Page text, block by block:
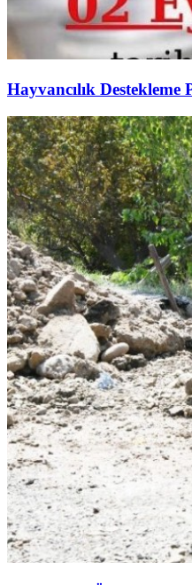
Hayvancılık